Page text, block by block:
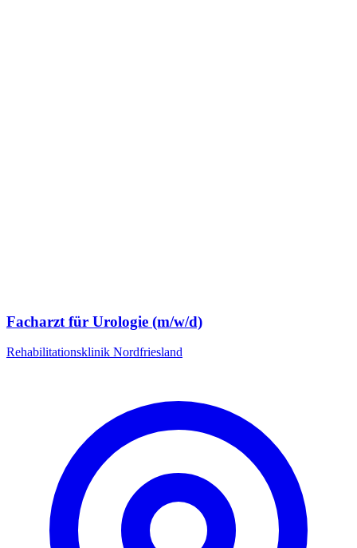
Facharzt für Urologie (m/w/d)
Rehabilitationsklinik Nordfriesland